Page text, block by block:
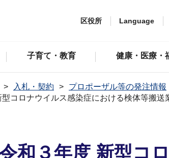
区役所 Language
子育て・教育 健康・医療・
入札・契約 プロポーザル等の発注情報
コロナウイルス感染症における検体等搬送
和３年度 新型コ